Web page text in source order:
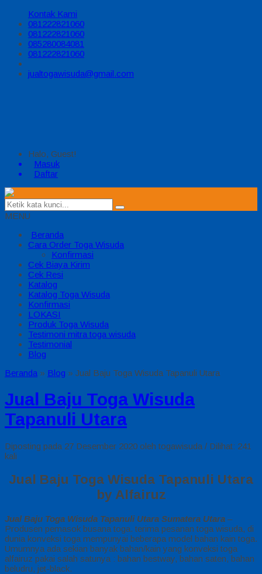
Kontak Kami
081222821060
081222821060
085280084081
081222821060
jualtogawisuda@gmail.com
Halo, Guest!
Masuk
Daftar
MENU
Beranda
Cara Order Toga Wisuda
Konfirmasi
Cek Biaya Kirim
Cek Resi
Katalog
Katalog Toga Wisuda
Konfirmasi
LOKASI
Produk Toga Wisuda
Testimoni mitra toga wisuda
Testimonial
Blog
Beranda » Blog » Jual Baju Toga Wisuda Tapanuli Utara
Jual Baju Toga Wisuda
Tapanuli Utara
Diposting pada 27 Desember 2020 oleh togawisuda / Dilihat: 241
kali
Jual Baju Toga Wisuda Tapanuli Utara
by Alfairuz
Jual Baju Toga Wisuda Tapanuli Utara Sumatera Utara –
Produsen pemasok busana toga. terima pesanan toga wisuda, di
dunia konveksi toga mempunyai beberapa model bahan kain toga.
Umumnya ada sekian banyak bahan/kain yang konveksi toga
alfairuz pakai salah satunya : bahan bestway, bahan saten, bahan
beludru, jet-black.